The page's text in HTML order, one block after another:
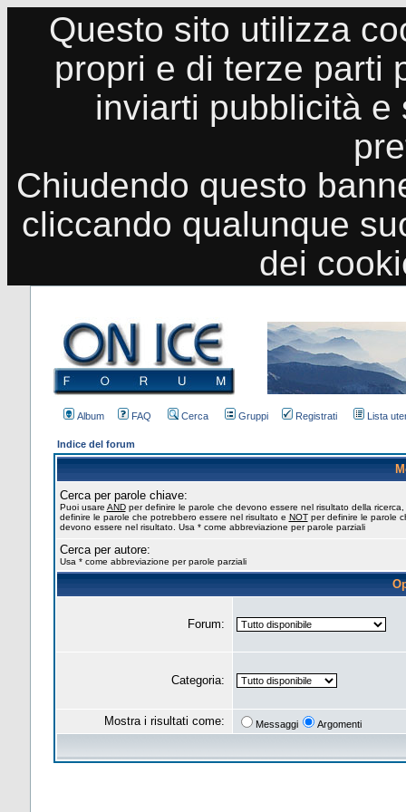
Questo sito utilizza
propri e di terze parti
inviarti pubblicità
Chiudendo questo
cliccando qualunque
dei
Album FAQ Cerca Gruppi Registrati Lista
Indice del forum
Cerca per parole chiave:
Puoi usare ANDper definire le parole che devono essere nel risultato della ricerca,
definire le parole che potrebbero essere nel risultato e NOTper definire le parole
devono essere nel risultato. Usa * come abbreviazione per parole parziali
Cerca per autore:
Usa * come abbreviazione per parole parziali
Forum:
Categoria:
Mostra i risultati come: Messaggi Argomenti